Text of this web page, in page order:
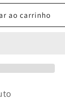
ao carrinho